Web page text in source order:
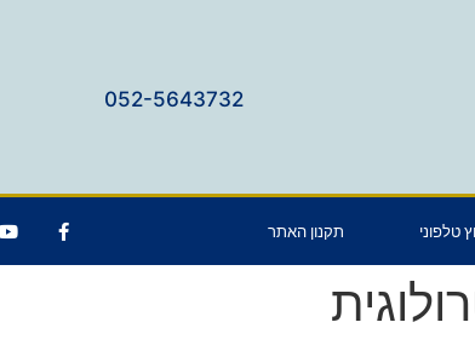
052-5643732
טלפוני תקנון האתר